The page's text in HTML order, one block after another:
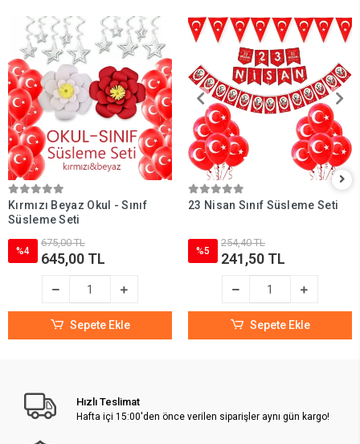
Kırmızı Beyaz Okul - Sınıf
Süsleme Seti
%4
675,00 TL
645,00 TL
Sepete Ekle
23 Nisan Sınıf Süsleme Seti
%5
254,40 TL
241,50 TL
Sepete Ekle
Hızlı Teslimat
Hafta içi 15:00'den önce verilen siparişler aynı gün kargo!